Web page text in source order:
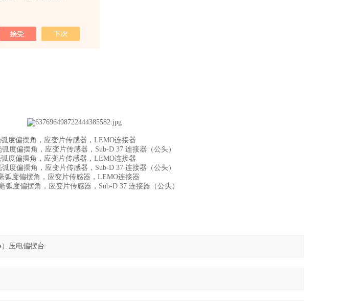
度偏摆角，应变片传感器， LEMO连接器
弧度偏摆角，应变片传感器， Sub-D 37 连接器（公头）
度偏摆角，应变片传感器， LEMO连接器
弧度偏摆角，应变片传感器， Sub-D 37 连接器（公头）
弧度偏摆角，应变片传感器， LEMO连接器
弧度偏摆角，应变片传感器， Sub-D 37 连接器（公头）